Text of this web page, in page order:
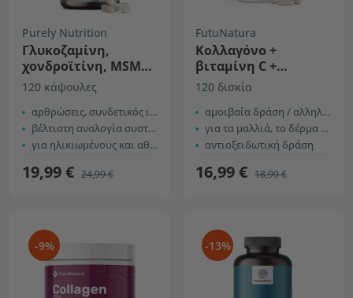
Purely Nutrition
Γλυκοζαμίνη,
χονδροϊτίνη, MSM
και υαλουρονικό οξύ
120 κάψουλες
αρθρώσεις, συνδετικός ιστός και χόνδρος
βέλτιστη αναλογία συστατικών
για ηλικιωμένους και αθλητές
19,99 € 24,99 €
FutuNatura
Κολλαγόνο +
βιταμίνη C +
υαλουρονικό οξύ
120 δισκία
αμοιβαία δράση / αλληλεπίδραση
για τα μαλλιά, το δέρμα και τα νύχια
αντιοξειδωτική δράση
16,99 € 18,99 €
-9% -13%